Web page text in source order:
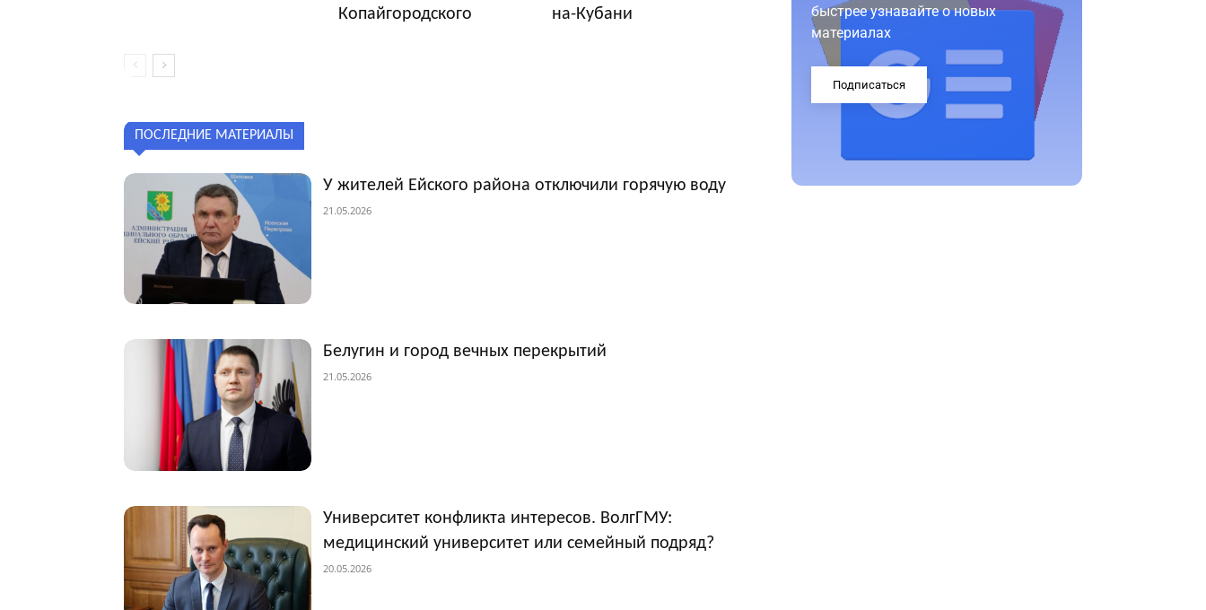
Копайгородского
на-Кубани
ПОСЛЕДНИЕ МАТЕРИАЛЫ
У жителей Ейского района отключили горячую воду
21.05.2026
Белугин и город вечных перекрытий
21.05.2026
Университет конфликта интересов. ВолгГМУ:
медицинский университет или семейный подряд?
20.05.2026
быстрее узнавайте о новых
материалах
Подписаться